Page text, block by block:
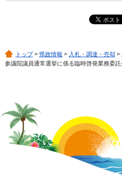
トップ> 県政情報 > 入札・調達・売却 >
参議院議員通常選挙に係る臨時啓発業務委